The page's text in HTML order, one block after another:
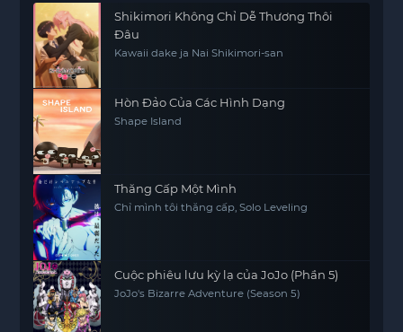
Shikimori Không Chỉ Dễ Thương Thôi
Đâu
Kawaii dake ja Nai Shikimori-san
Hòn Đảo Của Các Hình Dạng
Shape Island
Thăng Cấp Một Mình
Chỉ mình tôi thăng cấp, Solo Leveling
Cuộc phiêu lưu kỳ lạ của JoJo (Phần 5)
JoJo's Bizarre Adventure (Season 5)